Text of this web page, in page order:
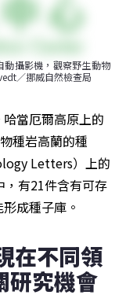
動攝影機，觀察野生動物
／挪威自然檢查局
當厄爾高原上的
種岩高蘭的種
Letters）上的
，有21件含有可存
成種子庫。
在不同領
研究機會